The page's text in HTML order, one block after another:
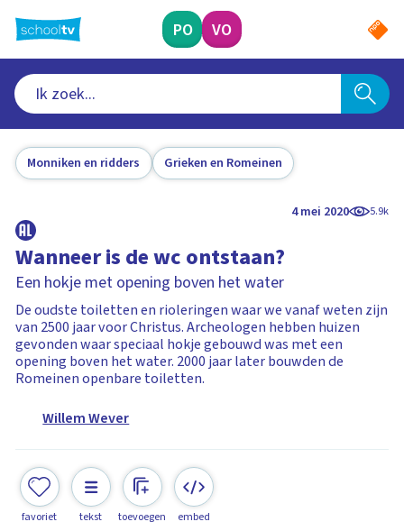
naar
hoofdinhoud
PO VO
Monniken en ridders Grieken en Romeinen
4 mei 2020 5.9k
Wanneer is de wc ontstaan?
Een hokje met opening boven het water
De oudste toiletten en rioleringen waar we vanaf weten zijn
van 2500 jaar voor Christus. Archeologen hebben huizen
gevonden waar speciaal hokje gebouwd was met een
opening boven het water. 2000 jaar later bouwden de
Romeinen openbare toiletten.
Willem Wever
favoriet tekst toevoegen embed